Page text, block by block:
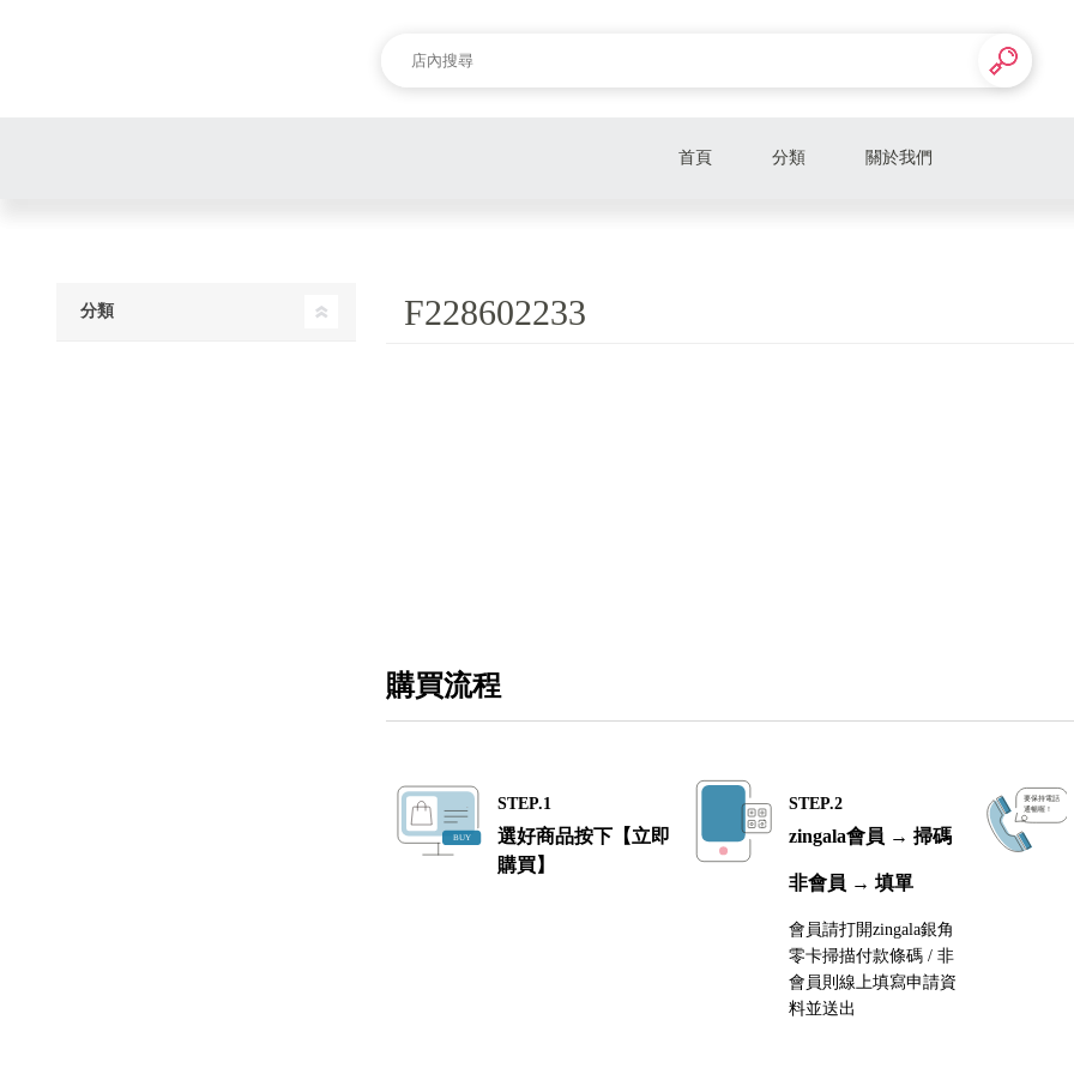
首頁 分類 關於我們
F228602233
購買流程
STEP.1
選好商品按下【立即
購買】
STEP.2
zingala會員 → 掃碼
非會員 → 填單
會員請打開zingala銀角
零卡掃描付款條碼 / 非
會員則線上填寫申請資
料並送出
分類